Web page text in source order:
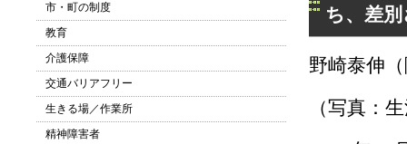
ち、差
野崎泰伸
（写真：
市・町の制度
教育
介護保障
交通バリアフリー
生きる場／作業所
精神障害者